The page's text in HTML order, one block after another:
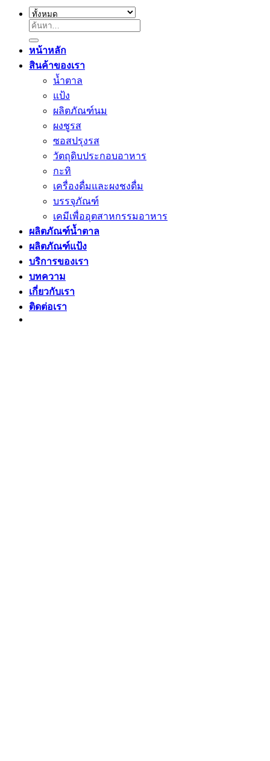
ค้นหา:
หน้าหลัก
สินค้าของเรา
น้ำตาล
แป้ง
ผลิตภัณฑ์นม
ผงชูรส
ซอสปรุงรส
วัตถุดิบประกอบอาหาร
กะทิ
เครื่องดื่มและผงชงดื่ม
บรรจุภัณฑ์
เคมีเพื่ออุตสาหกรรมอาหาร
ผลิตภัณฑ์น้ำตาล
ผลิตภัณฑ์แป้ง
บริการของเรา
บทความ
เกี่ยวกับเรา
ติดต่อเรา